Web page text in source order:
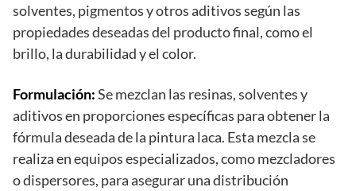
solventes, pigmentos y otros aditivos según las
propiedades deseadas del producto final, como el
brillo, la durabilidad y el color.
Formulación:Se mezclan las resinas, solventes y
aditivos en proporciones específicas para obtener la
fórmula deseada de la pintura laca. Esta mezcla se
realiza en equipos especializados, como mezcladores
o dispersores, para asegurar una distribución